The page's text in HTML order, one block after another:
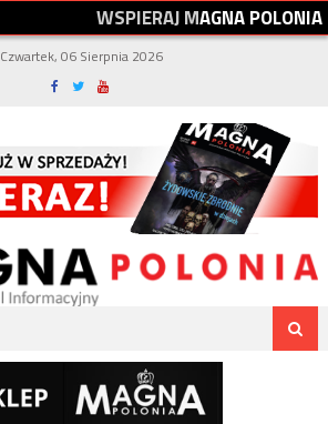
WSPIERAJMAGNAPOLONIA
Czwartek, 06 Sierpnia 2026